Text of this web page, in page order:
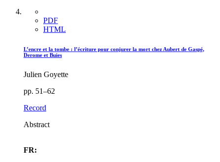
PDF
HTML
L’encre et la tombe : l’écriture pour conjurer la mort chez Aubert de Gaspé,
Derome et Buies
Julien Goyette
pp. 51–62
Record
Abstract
FR: